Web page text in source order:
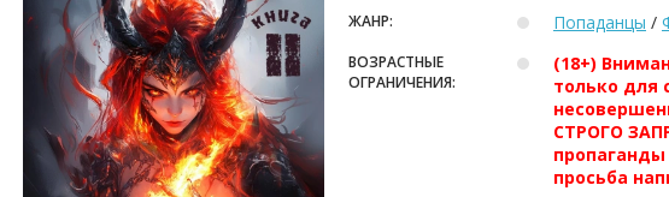
ЖАНР: Попаданцы /
ВОЗРАСТНЫЕ
ОГРАНИЧЕНИЯ:
(18+)
только для
СТРОГО
просьба